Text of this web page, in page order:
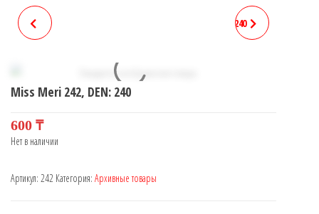
MISS MERI A0 (240), DEN: 240
Miss Meri 242, DEN: 240
600 ₸
Нет в наличии
Артикул: 242 Категория: Архивные товары